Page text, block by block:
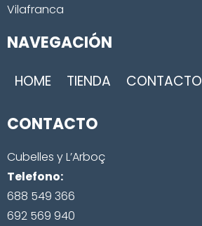
Vilafranca
NAVEGACIÓN
HOME TIENDA CONTACTO
CONTACTO
Cubelles y L’Arboç
Telefono:
688 549 366
692 569 940